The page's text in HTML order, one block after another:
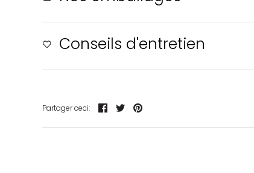
Conseils d'entretien
Partager ceci: Partager
TweeterÉpingler